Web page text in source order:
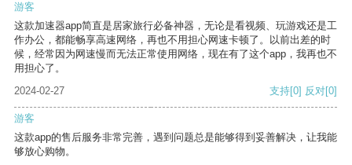
游客
这款加速器app简直是居家旅行必备神器，无论是看视频、玩游戏还是工
作办公，都能畅享高速网络，再也不用担心网速卡顿了。以前出差的时
候，经常因为网速慢而无法正常使用网络，现在有了这个app，我再也不
用担心了。
2024-02-27
支持[0] 反对[0]
游客
这款app的售后服务非常完善，遇到问题总是能够得到妥善解决，让我能
够放心购物。